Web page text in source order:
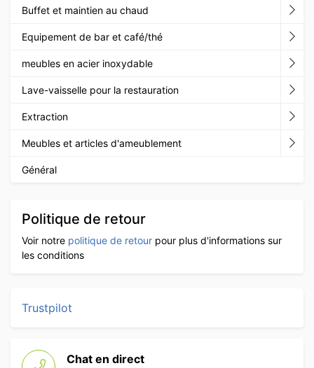
Buffet et maintien au chaud
Equipement de bar et café/thé
meubles en acier inoxydable
Lave-vaisselle pour la restauration
Extraction
Meubles et articles d'ameublement
Général
Politique de retour
Voir notre politique de retour pour plus d'informations sur
les conditions
Trustpilot
Chat en direct